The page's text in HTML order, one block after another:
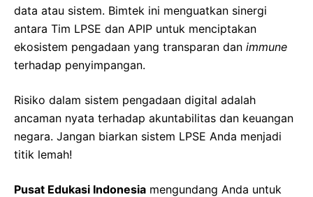
data atau sistem. Bimtek ini menguatkan sinergi
antara Tim LPSE dan APIP untuk menciptakan
ekosistem pengadaan yang transparan dan immune
terhadap penyimpangan.
Risiko dalam sistem pengadaan digital adalah
ancaman nyata terhadap akuntabilitas dan keuangan
negara. Jangan biarkan sistem LPSE Anda menjadi
titik lemah!
Pusat Edukasi Indonesia mengundang Anda untuk